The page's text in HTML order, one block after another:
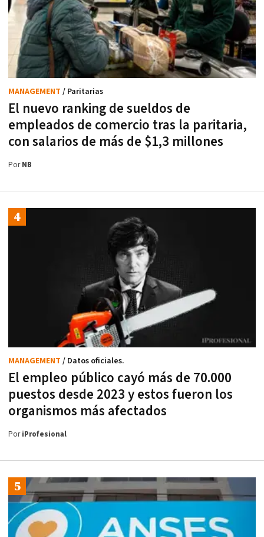
El nuevo ranking de sueldos de
empleados de comercio tras la paritaria,
con salarios de más de $1,3 millones
MANAGEMENT / Paritarias
PorNB
El empleo público cayó más de 70.000
puestos desde 2023 y estos fueron los
organismos más afectados
MANAGEMENT / Datos oficiales.
PoriProfesional